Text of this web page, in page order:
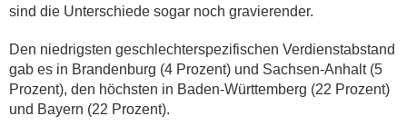
sind die Unterschiede sogar noch gravierender.
Den niedrigsten geschlechterspezifischen Verdienstabstand
gab es in Brandenburg (4 Prozent) und Sachsen-Anhalt (5
Prozent), den höchsten in Baden-Württemberg (22 Prozent)
und Bayern (22 Prozent).